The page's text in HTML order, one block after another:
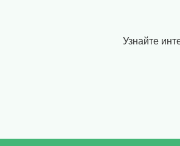
Узнайте